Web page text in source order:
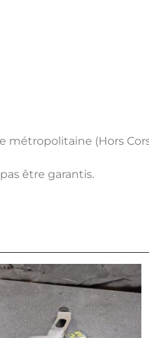
métropolitaine (Hors
être garantis.